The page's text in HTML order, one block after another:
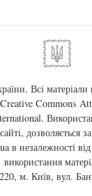
Всі матеріали
Creative Commons
.
дозволяється
в незалежності
використання
м. Київ, вул.